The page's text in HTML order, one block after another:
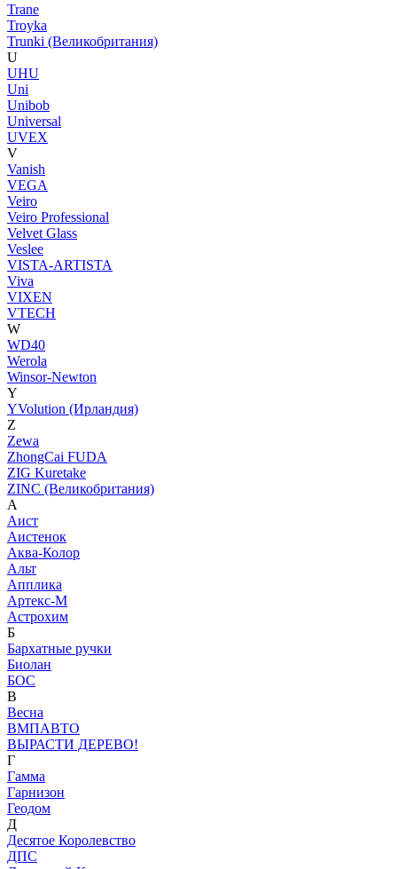
Trane
Troyka
Trunki (Великобритания)
U
UHU
Uni
Unibob
Universal
UVEX
V
Vanish
VEGA
Veiro
Veiro Professional
Velvet Glass
Veslee
VISTA-ARTISTA
Viva
VIXEN
VTECH
W
WD40
Werola
Winsor-Newton
Y
YVolution (Ирландия)
Z
Zewa
ZhongCai FUDA
ZIG Kuretake
ZINC (Великобритания)
А
Аист
Аистенок
Аква-Колор
Альт
Апплика
Артекс-М
Астрохим
Б
Бархатные ручки
Биолан
БОС
В
Весна
ВМПАВТО
ВЫРАСТИ ДЕРЕВО!
Г
Гамма
Гарнизон
Геодом
Д
Десятое Королевство
ДПС